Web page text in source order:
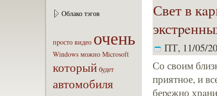
Облако тэгов
пpoсто видео очень
Windows можно Microsoft
который будет
автомобиля
Свет в
ПТ, 11/05/
Со своим
приятное, и
беpeжно